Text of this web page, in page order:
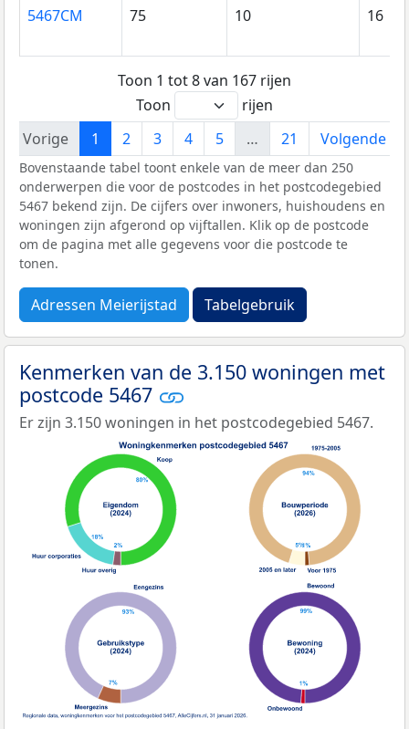
5467CM 75 10 16
Toon 1 tot 8 van 167 rijen
Toon
rijen
Vorige
1 2 3 4 5 … 21 Volgende
Bovenstaande tabel toont enkele van de meer dan 250
onderwerpen die voor de postcodes in het postcodegebied
5467 bekend zijn. De cijfers over inwoners, huishoudens en
woningen zijn afgerond op vijftallen. Klik op de postcode
om de pagina met alle gegevens voor die postcode te
tonen.
Adressen Meierijstad Tabelgebruik
Kenmerken van de 3.150 woningen met
postcode 5467
Er zijn 3.150 woningen in het postcodegebied 5467.